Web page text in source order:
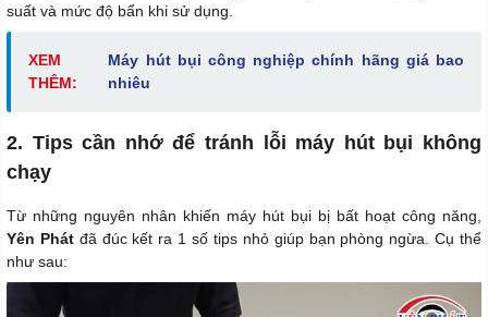
suất và mức độ bẩn khi sử dụng.
XEM
THÊM:
Máy hút bụi công nghiệp chính hãng giá bao
nhiêu
2. Tips cần nhớ để tránh lỗi máy hút bụi không
chạy
Từ những nguyên nhân khiến máy hút bụi bị bất hoạt công năng,
Yên Phátđã đúc kết ra 1 số tips nhỏ giúp bạn phòng ngừa. Cụ thể
như sau: